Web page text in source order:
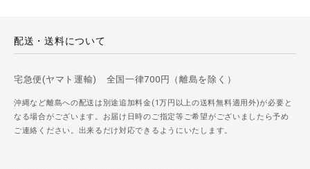
配送・送料について
宅急便(ヤマト運輸) 全国一律700円（離島を除く）
沖縄など離島への配送は別途追加料金(1万円以上の送料無料適用外)が必要と
なる場合がございます。お届け日時のご指定等ご希望がございましたら予め
ご連絡ください。出来るだけ対応できるようにいたします。